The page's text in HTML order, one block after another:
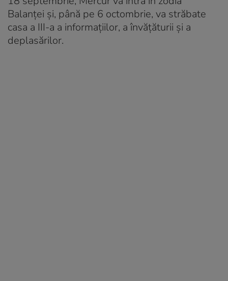
Balanței și, până pe 6 octombrie, va străbate
casa a III-a a informațiilor, a învățăturii și a
deplasărilor.